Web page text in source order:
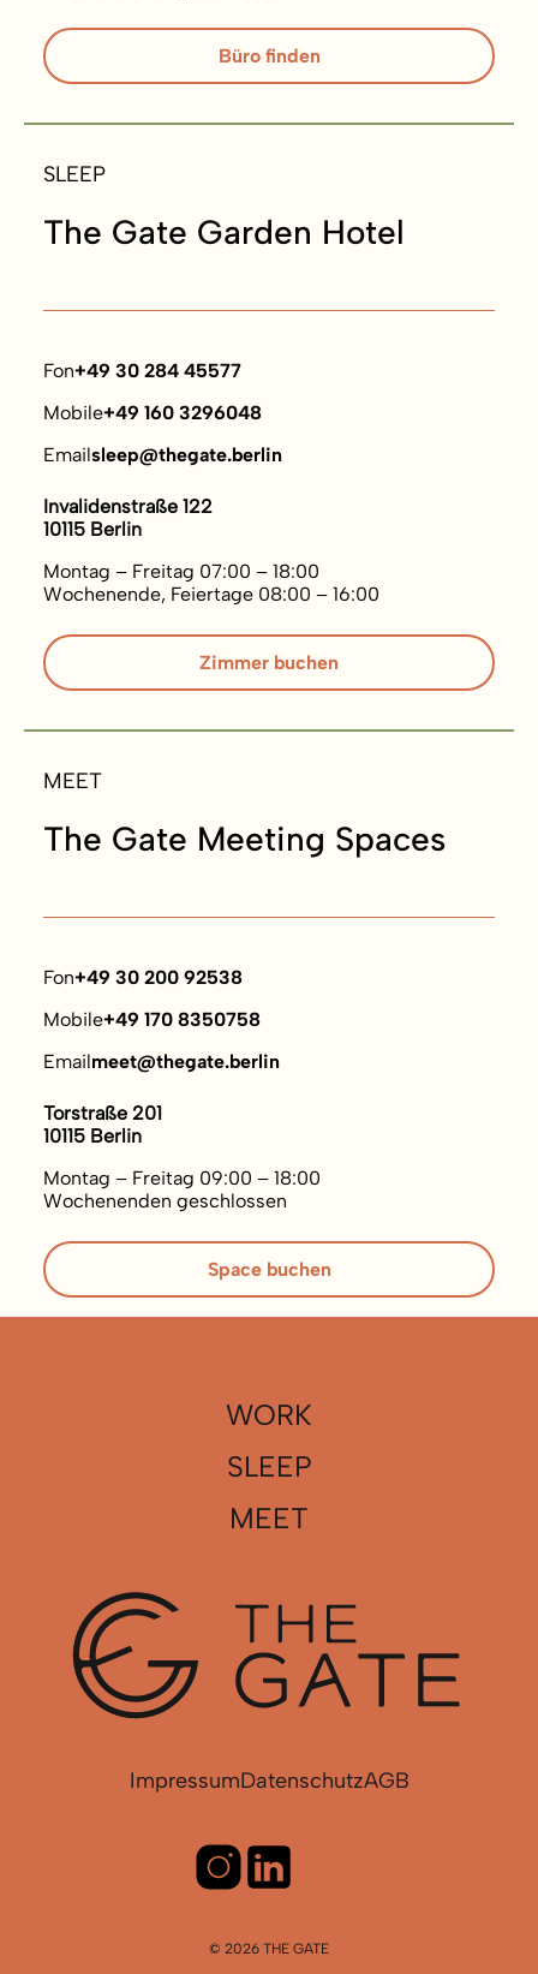
Büro finden
SLEEP
The Gate Garden Hotel
Fon+49 30 284 45577
Mobile+49 160 3296048
Emailsleep@thegate.berlin
Invalidenstraße 122
10115 Berlin
Montag – Freitag 07:00 – 18:00
Wochenende, Feiertage 08:00 – 16:00
Zimmer buchen
MEET
The Gate Meeting Spaces
Fon+49 30 200 92538
Mobile+49 170 8350758
Emailmeet@thegate.berlin
Torstraße 201
10115 Berlin
Montag – Freitag 09:00 – 18:00
Wochenenden geschlossen
Space buchen
WORK
SLEEP
MEET
ImpressumDatenschutzAGB
© 2026 THE GATE